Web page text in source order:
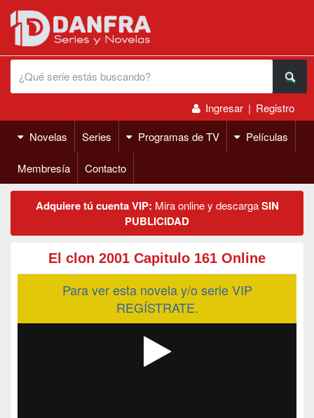
Ingresar | Registro
Novelas
Series Programas de TV Películas
Membresía Contacto
Adquiere tú cuenta VIP: Mira online y descargaSIN
PUBLICIDAD
El clon 2001 Capitulo 161 Online
Para ver esta novela y/o serie VIP
REGÍSTRATE.